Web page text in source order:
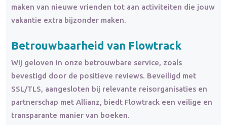
maken van nieuwe vrienden tot aan activiteiten die jouw
vakantie extra bijzonder maken.
Betrouwbaarheid van Flowtrack
Wij geloven in onze betrouwbare service, zoals
bevestigd door de positieve reviews. Beveiligd met
SSL/TLS, aangesloten bij relevante reisorganisaties en
partnerschap met Allianz, biedt Flowtrack een veilige en
transparante manier van boeken.